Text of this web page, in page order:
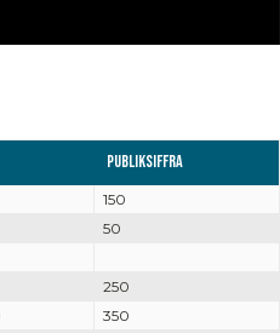
Publiksiffra
150
50
250
350